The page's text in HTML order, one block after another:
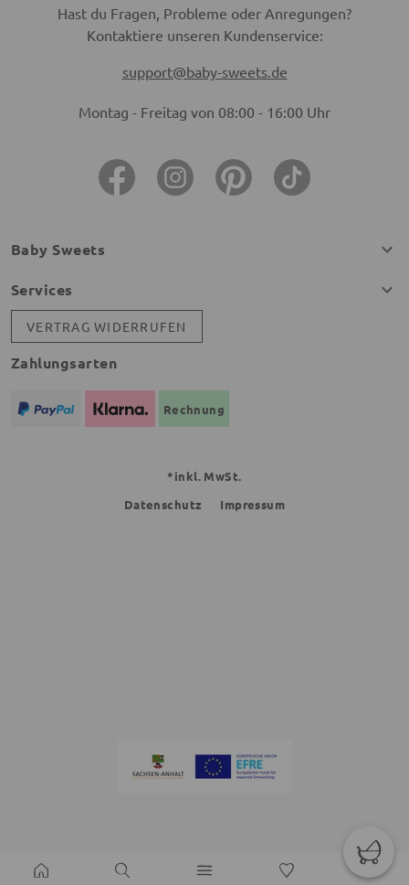
Hast du Fragen, Probleme oder Anregungen?
Kontaktiere unseren Kundenservice:
support@baby-sweets.de
Montag - Freitag von 08:00 - 16:00 Uhr
Baby Sweets
Services
VERTRAG WIDERRUFEN
Zahlungsarten
Rechnung
*inkl. MwSt.
Datenschutz
Impressum